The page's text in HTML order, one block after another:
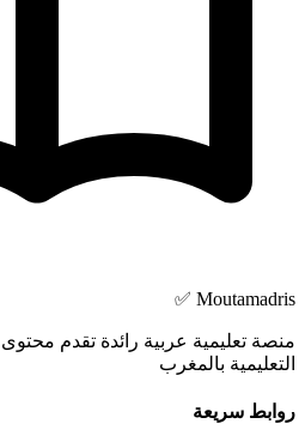
Moutamadris ✅
منصة تعليمية عربية رائدة تقدم
التعليمية بالمغرب
روابط سريعة